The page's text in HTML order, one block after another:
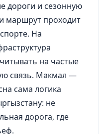
дороги и сезонную
маршрут проходит
На
на частые
связь. Макмал —
сама логика
не
дорога, где